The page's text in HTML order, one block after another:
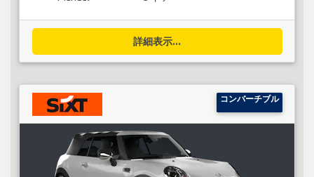
詳細表示...
コンバーチブル